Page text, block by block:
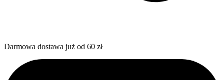
Darmowa dostawa już od 60 zł